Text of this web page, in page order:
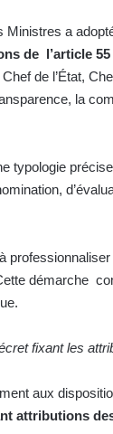
Ministres a
de l’article
de l’État,
la
typologie
démarche
fixant les
aux
attributions